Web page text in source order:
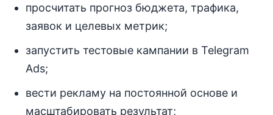
просчитать прогноз бюджета, трафика,
заявок и целевых метрик;
запустить тестовые кампании в Telegram
Ads;
вести рекламу на постоянной основе и
масштабировать результат;